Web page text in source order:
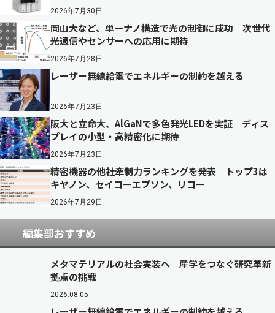
2026年7月30日
岡山大など、単一ナノ構造で光の制御に成功 次世代
光通信やセンサーへの応用に期待
2026年7月28日
レーザー無線給電でエネルギーの制約を越える
2026年7月23日
阪大と立命大、AlGaNで多色発光LEDを実証 ディス
プレイの小型・高精密化に期待
2026年7月23日
精密機器の他社牽制力ランキングを発表 トップ3は
キヤノン、セイコーエプソン、リコー
2026年7月29日
編集部おすすめ
メタマテリアルの社会実装へ 産学をつなぐ研究革新
拠点の挑戦
2026.08.05